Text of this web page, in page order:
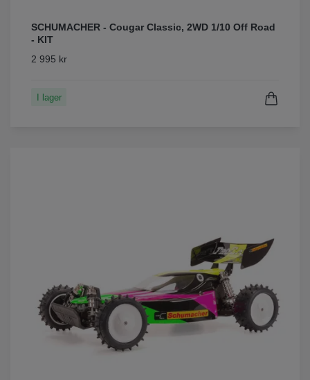
SCHUMACHER - Cougar Classic, 2WD 1/10 Off Road
- KIT
2 995 kr
I lager